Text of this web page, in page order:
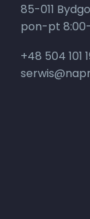
85-011
pon-pt
+48 504 101